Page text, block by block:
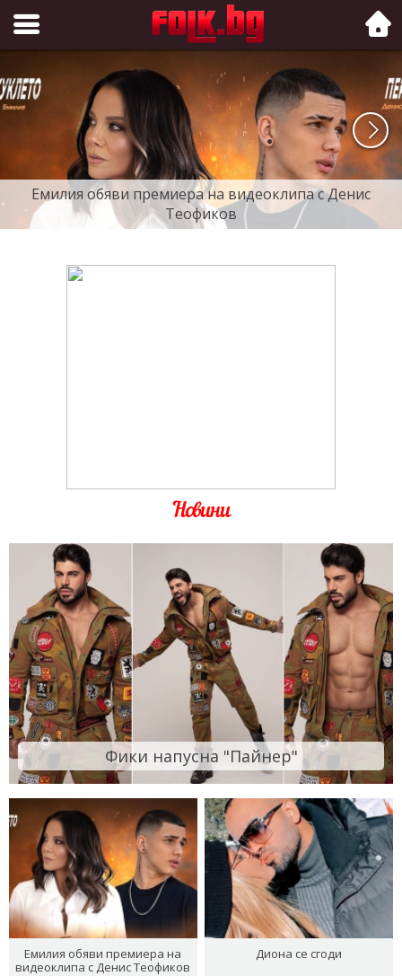
Folk.bg
Емилия обяви премиера на видеоклипа с Денис
Теофиков
Новини
Фики напусна "Пайнер"
Емилия обяви премиера на
видеоклипа с Денис Теофиков
Диона се сгоди